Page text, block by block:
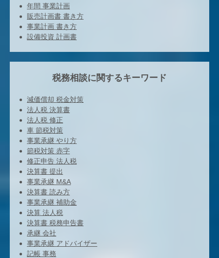
年間 事業計画
販売計画書 書き方
事業計画 書き方
設備投資 計画書
税務相談に関するキーワード
減価償却 税金対策
法人税 決算書
法人税 修正
車 節税対策
事業承継 やり方
節税対策 赤字
修正申告 法人税
決算書 提出
事業承継 M&A
決算書 読み方
事業承継 補助金
決算 法人税
決算書 税務申告書
承継 会社
事業承継 アドバイザー
記帳 事務